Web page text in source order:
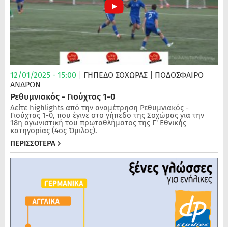
12/01/2025 - 15:00 ΓΗΠΕΔΟ ΣΟΧΩΡΑΣ
| ΠΟΔΌΣΦΑΙΡΟ
ΑΝΔΡΏΝ
Ρεθυμνιακός - Γιούχτας 1-0
Δείτε highlights από την αναμέτρηση Ρεθυμνιακός -
Γιούχτας 1-0, που έγινε στο γήπεδο της Σοχώρας για την
18η αγωνιστική του πρωταθλήματος της Γ' Εθνικής
κατηγορίας (4ος Όμιλος).
ΠΕΡΙΣΣΟΤΕΡΑ